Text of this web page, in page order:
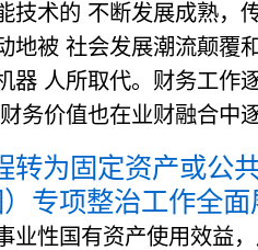
技术的 不断发展成熟，
地被 社会发展潮流颠覆
器 人所取代。财务工作
务价值也在业财融合中
转为固定资产或公
专项整治工作全面
业性国有资产使用效益